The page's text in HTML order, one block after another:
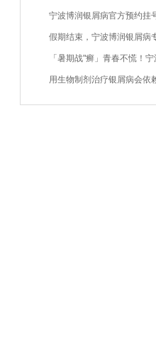
宁波博润银屑病官方预约挂
假期结束，宁波博润银屑病
「暑期战"癣」青春不慌！
用生物制剂治疗银屑病会依